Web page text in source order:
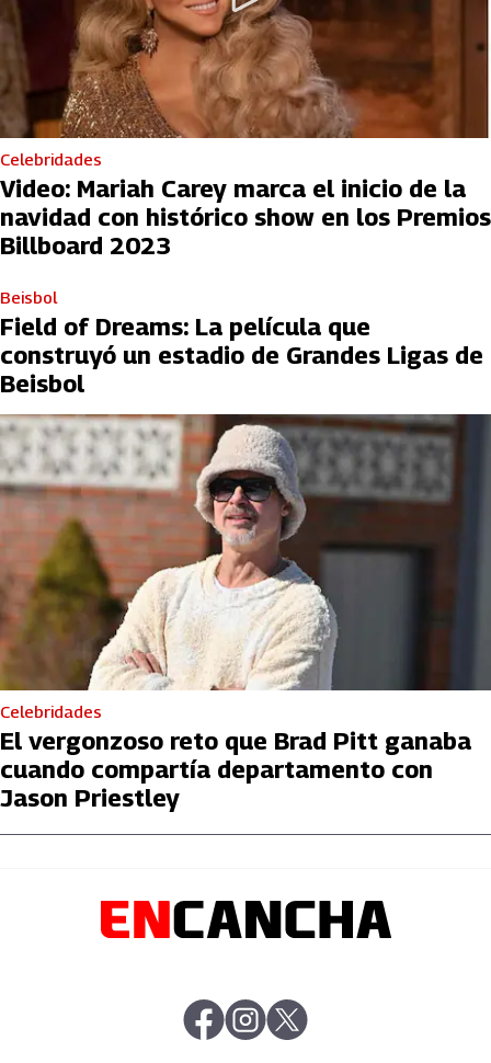
Celebridades
Video: Mariah Carey marca el inicio de la
navidad con histórico show en los Premios
Billboard 2023
Beisbol
Field of Dreams: La película que
construyó un estadio de Grandes Ligas de
Beisbol
Celebridades
El vergonzoso reto que Brad Pitt ganaba
cuando compartía departamento con
Jason Priestley
abre en nueva pestaña
abre en nueva pestaña